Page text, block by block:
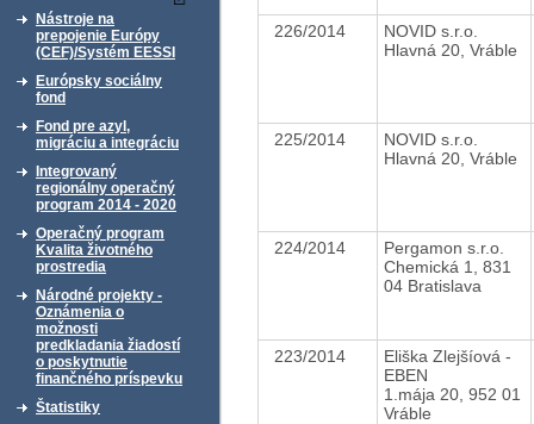
Nástroje na
prepojenie Európy
(CEF)/Systém EESSI
Európsky sociálny
fond
Fond pre azyl,
migráciu a integráciu
Integrovaný
regionálny operačný
program 2014 - 2020
Operačný program
Kvalita životného
prostredia
Národné projekty -
Oznámenia o
možnosti
predkladania žiadostí
o poskytnutie
finančného príspevku
Štatistiky
226/2014
NOVID s.r.o.
Hlavná 20, Vráble
225/2014
NOVID s.r.o.
Hlavná 20, Vráble
224/2014
Pergamon s.r.o.
Chemická 1, 831
04 Bratislava
223/2014
Eliška Zlejšíová -
EBEN
1.mája 20, 952 01
Vráble